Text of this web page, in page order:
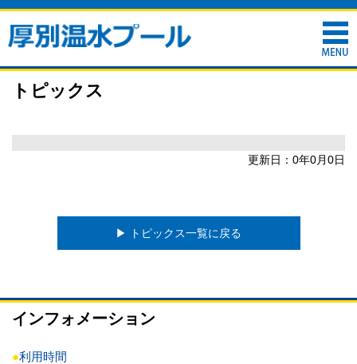
トピックス
更新日：0年0月0日
▶︎ トピックス一覧に戻る
インフォメーション
●利用時間